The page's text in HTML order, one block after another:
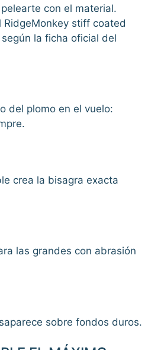
con el material.
RidgeMonkey stiff coated
la ficha oficial del
del plomo en el vuelo:
crea la bisagra exacta
las grandes con abrasión
sobre fondos duros.